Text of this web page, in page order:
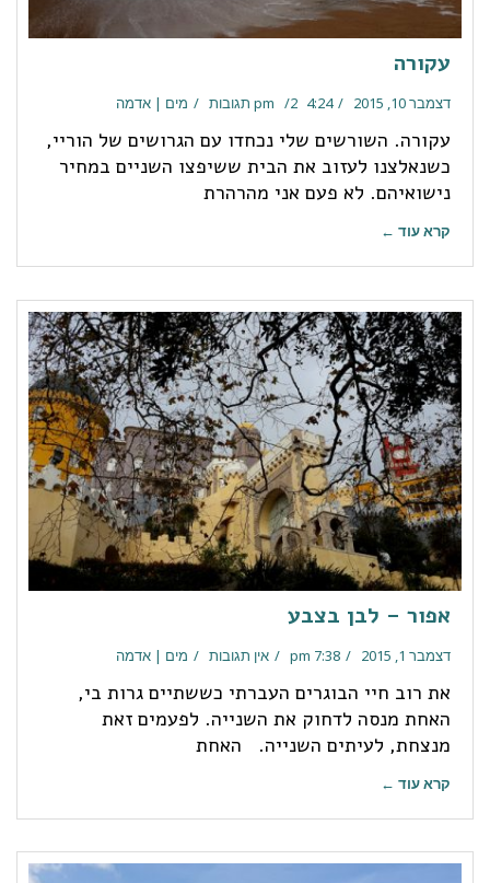
עקורה
דצמבר 10, 2015 4:24 pm 2 תגובות מים | אדמה
עקורה. השורשים שלי נכחדו עם הגרושים של הוריי,
כשנאלצנו לעזוב את הבית ששיפצו השניים במחיר
נישואיהם. לא פעם אני מהרהרת
קרא עוד ←
אפור – לבן בצבע
דצמבר 1, 2015 7:38 pm אין תגובות מים | אדמה
את רוב חיי הבוגרים העברתי כששתיים גרות בי,
האחת מנסה לדחוק את השנייה. לפעמים זאת
מנצחת, לעיתים השנייה. האחת
קרא עוד ←